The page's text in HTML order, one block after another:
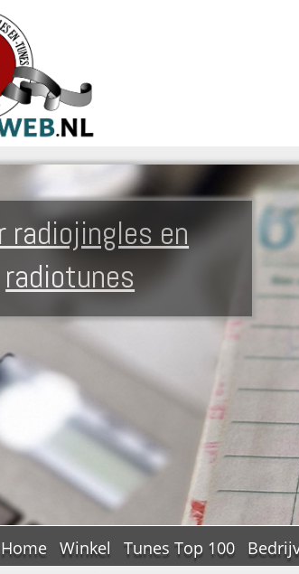
radiojingles en
radiotunes
Home Winkel Tunes Top 100